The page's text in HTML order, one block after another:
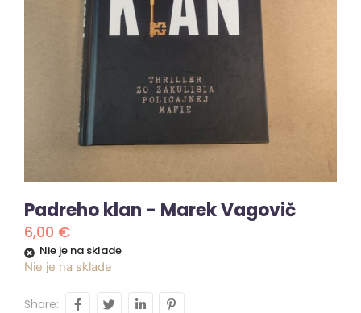
Padreho klan - Marek Vagovič
6,00 €
Nie je na sklade
Nie je na sklade
Share: